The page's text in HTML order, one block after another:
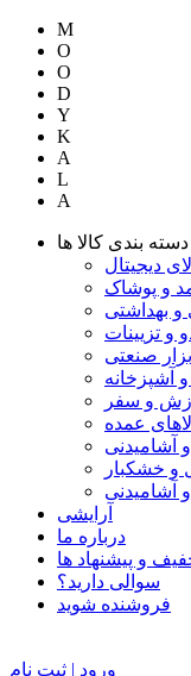
M
O
O
D
Y
K
A
L
A
دسته بندی کالا ها
دیجیتال
و پوشاک
و بهداشتی
و تزیینات
صنعتی
و آشپزخانه
و سفر
عمده
آشامیدنی
و خشکبار
آشامیدنی
آرایشی
درباره ما
و پیشنهاد ها
سوالی دارید؟
فروشنده شوید
ورود | ثبت نام